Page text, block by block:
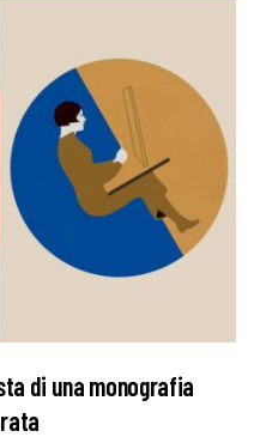
di una monografia